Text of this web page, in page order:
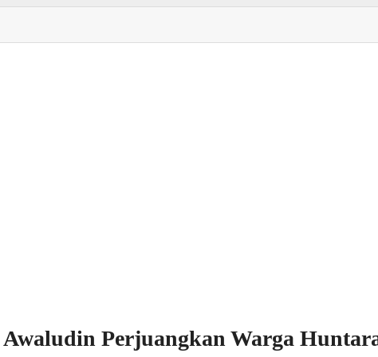
Perjuangkan Warga